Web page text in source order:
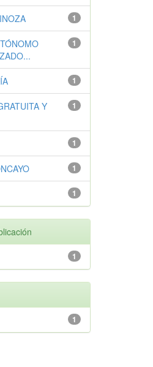
1
1
1
1
Y
1
1
1
1
1